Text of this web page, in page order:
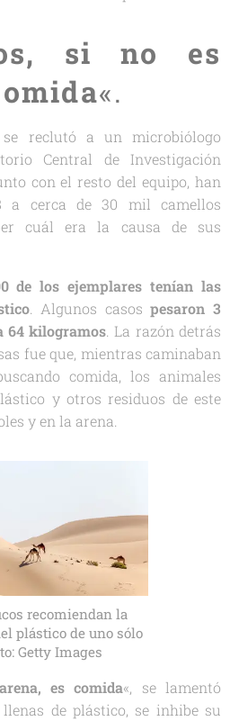
si no es
«.
reclutó a un microbiólogo
Central de Investigación
con el resto del equipo, han
a cerca de 30 mil camellos
cuál era la causa de sus
de los ejemplares tenían las
. Algunos casospesaron 3
64 kilogramos. La razón detrás
fue que, mientras caminaban
comida, los animales
y otros residuos de este
y en la arena.
recomiendan la
plástico de uno sólo
Getty Images
es comida«, se lamentó
de plástico, se inhibe su